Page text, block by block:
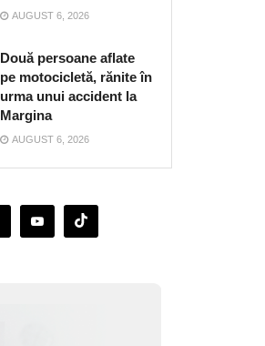
AUGUST 6, 2026
Două persoane aflate
pe motocicletă, rănite în
urma unui accident la
Margina
AUGUST 6, 2026